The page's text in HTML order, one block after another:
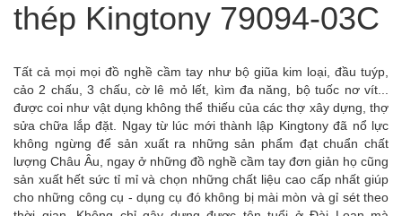
thép Kingtony 79094-03C
Tất cả mọi mọi đồ nghề cầm tay như bộ giũa kim loại, đầu tuýp,
cảo 2 chấu, 3 chấu, cờ lê mỏ lết, kìm đa năng, bộ tuốc nơ vít...
được coi như vật dụng không thể thiếu của các thợ xây dựng, thợ
sửa chữa lắp đặt. Ngay từ lúc mới thành lập Kingtony đã nổ lực
không ngừng để sản xuất ra những sản phẩm đạt chuẩn chất
lượng Châu Âu, ngay ở những đồ nghề cầm tay đơn giản họ cũng
sản xuất hết sức tỉ mỉ và chọn những chất liệu cao cấp nhất giúp
cho những công cụ - dụng cụ đó không bị mài mòn và gỉ sét theo